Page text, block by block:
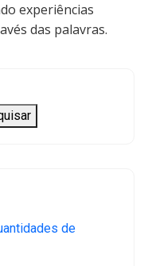
experiências
das palavras.
de